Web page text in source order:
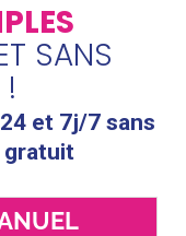
SANS
!
et 7j/7 sans
gratuit